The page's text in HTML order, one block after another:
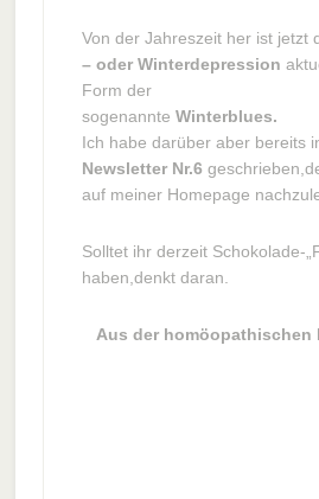
Von der Jahreszeit her ist jetzt
– oder Winterdepression
Form der
sogenannte Winterblues.
Ich habe darüber aber bereits
Newsletter Nr.6
auf meiner Homepage
Solltet ihr derzeit Schokolade-
haben,denkt daran.
Aus der homöopathischen